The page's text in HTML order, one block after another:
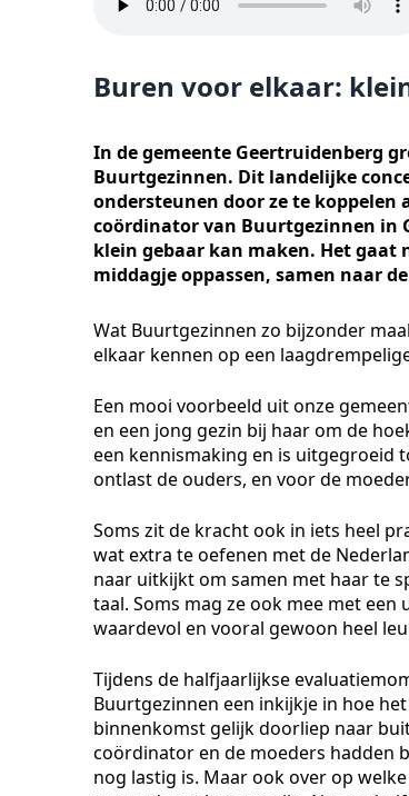
Buren voor elkaar:
In de gemeente Geertruidenberg
Buurtgezinnen. Dit landelijke
ondersteunen door ze te koppelen
coördinator van Buurtgezinnen in
klein gebaar kan maken. Het gaat
middagje oppassen, samen naar
Wat Buurtgezinnen zo bijzonder
elkaar kennen op een
Een mooi voorbeeld uit onze
en een jong gezin bij haar om de
een kennismaking en is uitgegroeid
ontlast de ouders, en voor de
Soms zit de kracht ook in iets heel
wat extra te oefenen met de
naar uitkijkt om samen met haar te
taal. Soms mag ze ook mee met
waardevol en vooral gewoon heel
Tijdens de halfjaarlijkse
Buurtgezinnen een inkijkje in hoe
binnenkomst gelijk doorliep naar
coördinator en de moeders hadden
nog lastig is. Maar ook over op